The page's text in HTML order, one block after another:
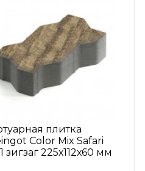
плитка
Color Mix Safari
зигзаг 225х112х60 мм